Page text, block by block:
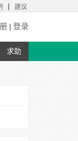
| 建议
| 登录
求助